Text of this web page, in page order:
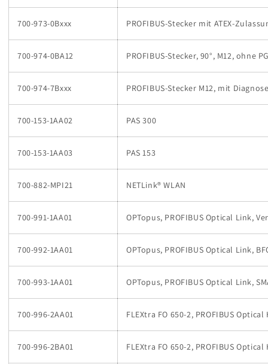
700-973-0Bxxx PROFIBUS-Stecker mit ATEX-
700-974-0BA12 PROFIBUS-Stecker, 90°, M12, ohne
700-974-7Bxxx PROFIBUS-Stecker M12, mit
700-153-1AA02 PAS 300
700-153-1AA03 PAS 153
700-882-MPI21 NETLink® WLAN
700-991-1AA01 OPTopus, PROFIBUS Optical Link,
700-992-1AA01 OPTopus, PROFIBUS Optical Link,
700-993-1AA01 OPTopus, PROFIBUS Optical Link,
700-996-2AA01 FLEXtra FO 650-2, PROFIBUS Optical
700-996-2BA01 FLEXtra FO 650-2, PROFIBUS Optical